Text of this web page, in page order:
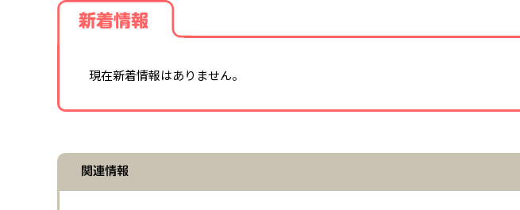
新着情報
現在新着情報はありません。
関連情報